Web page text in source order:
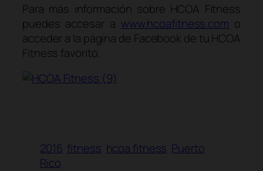
Para más información sobre HCOA Fitness
puedes accesar a www.hcoafitness.com o
acceder a la página de Facebook de tu HCOA
Fitness favorito.
2016 fitness hcoa fitness Puerto
Rico